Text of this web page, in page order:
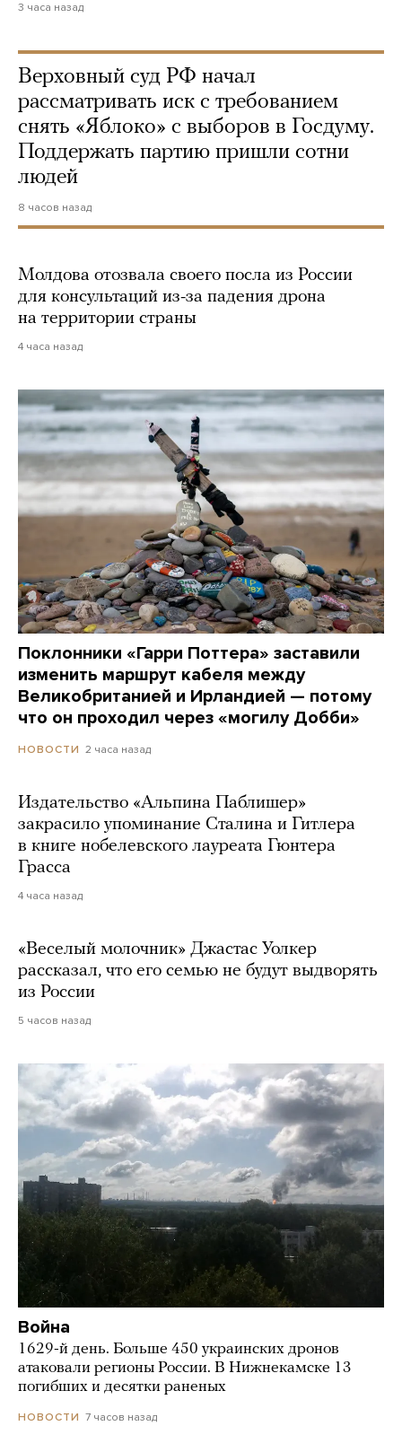
3 часа назад
Верховный суд РФ начал
рассматривать иск с требованием
снять «Яблоко» с выборов в Госдуму.
Поддержать партию пришли сотни
людей
8 часов назад
Молдова отозвала своего посла из России
для консультаций из-за падения дрона
на территории страны
4 часа назад
Поклонники «Гарри Поттера» заставили
изменить маршрут кабеля между
Великобританией и Ирландией — потому
что он проходил через «могилу Добби»
НОВОСТИ 2 часа назад
Издательство «Альпина Паблишер»
закрасило упоминание Сталина и Гитлера
в книге нобелевского лауреата Гюнтера
Грасса
4 часа назад
«Веселый молочник» Джастас Уолкер
рассказал, что его семью не будут выдворять
из России
5 часов назад
Война
1629-й день. Больше 450 украинских дронов
атаковали регионы России. В Нижнекамске 13
погибших и десятки раненых
НОВОСТИ 7 часов назад